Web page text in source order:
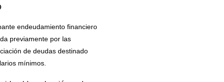
endeudamiento financiero
previamente por las
de deudas destinado
mínimos.